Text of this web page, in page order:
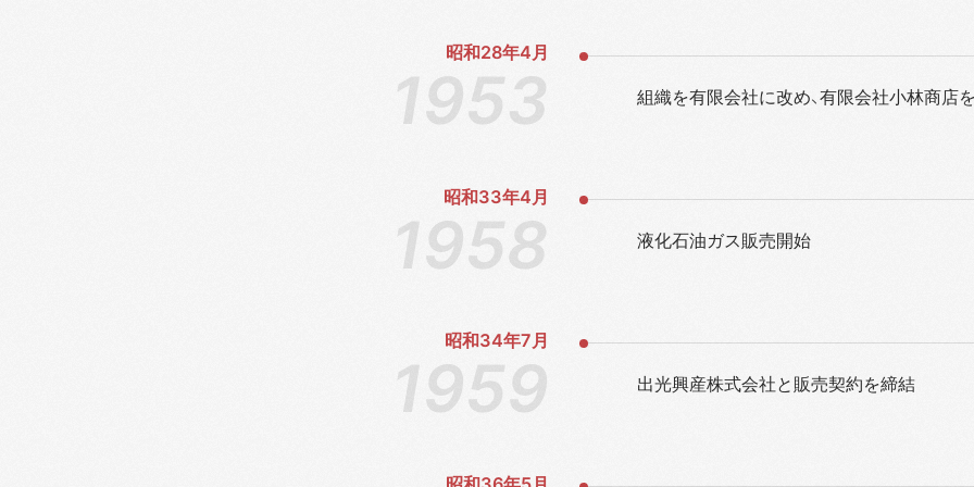
昭和28年4月
組織を有限会社に改め、有限会社小林商店
昭和33年4月
液化石油ガス販売開始
昭和34年7月
出光興産株式会社と販売契約を締結